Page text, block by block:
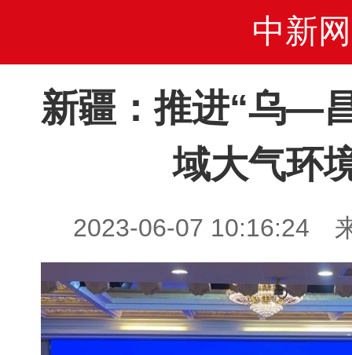
中新网
新疆：推进“乌—
域大气环
2023-06-07 10:16:24